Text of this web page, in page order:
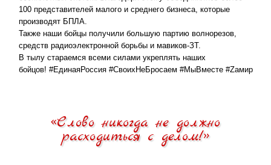
100 представителей малого и среднего бизнеса, которые
производят БПЛА.
Также наши бойцы получили большую партию волнорезов,
средств радиоэлектронной борьбы и мавиков-ЗТ.
В тылу стараемся всеми силами укреплять наших
бойцов! #ЕдинаяРоссия #СвоихНеБросаем #МыВместе #Zaмир
«Слово никогда не должно
расходиться с делом!»